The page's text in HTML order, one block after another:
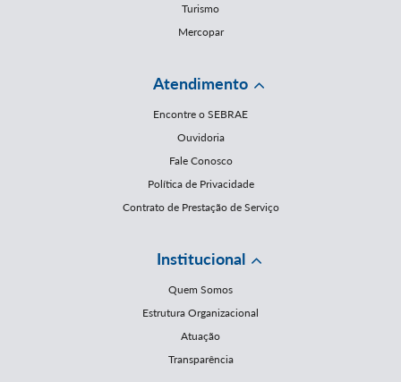
Turismo
Mercopar
Atendimento
Encontre o SEBRAE
Ouvidoria
Fale Conosco
Política de Privacidade
Contrato de Prestação de Serviço
Institucional
Quem Somos
Estrutura Organizacional
Atuação
Transparência